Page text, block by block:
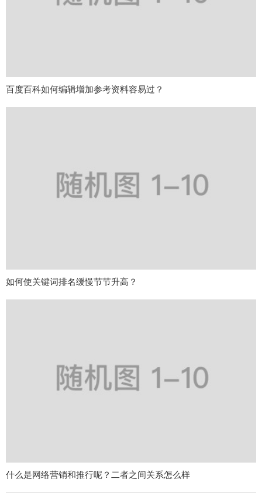
百度百科如何编辑增加参考资料容易过？
如何使关键词排名缓慢节节升高？
什么是网络营销和推行呢？二者之间关系怎么样